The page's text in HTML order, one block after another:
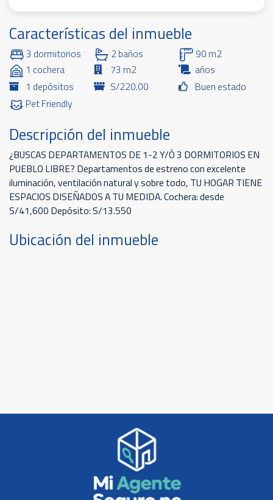
Características del inmueble
3 dormitorios 2 baños
90 m2
1 cochera
73 m2
años
1 depósitos
S/220.00
Buen estado
Pet Friendly
Descripción del inmueble
¿BUSCAS DEPARTAMENTOS DE 1-2 Y/Ó 3 DORMITORIOS EN
PUEBLO LIBRE? Departamentos de estreno con excelente
iluminación, ventilación natural y sobre todo, TU HOGAR TIENE
ESPACIOS DISEÑADOS A TU MEDIDA. Cochera: desde
S/41,600 Depósito: S/13.550
Ubicación del inmueble